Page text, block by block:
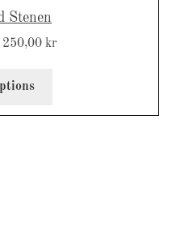
Stenen
250,00 kr